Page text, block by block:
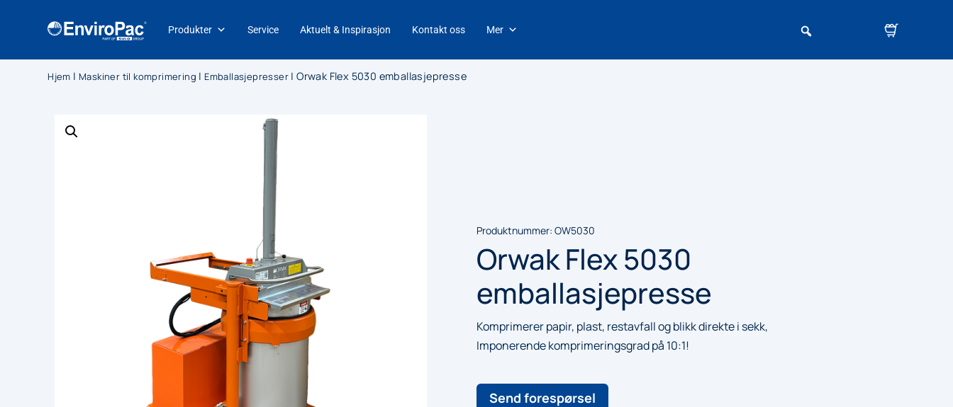
Produkter Service Aktuelt & Inspirasjon Kontakt oss Mer
Hjem | Maskiner til komprimering | Emballasjepresser |Orwak Flex 5030 emballasjepresse
Produktnummer: OW5030
Orwak Flex 5030
emballasjepresse
Komprimerer papir, plast, restavfall og blikk direkte i sekk,
Imponerende komprimeringsgrad på 10:1!
Send forespørsel